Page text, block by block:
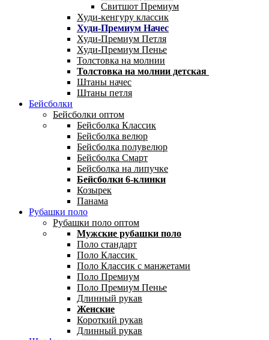
Свитшот Премиум
Худи-кенгуру классик
Худи-Премиум Начес
Худи-Премиум Петля
Худи-Премиум Пенье
Толстовка на молнии
Толстовка на молнии детская
Штаны начес
Штаны петля
Бейсболки
Бейсболки оптом
Бейсболка Классик
Бейсболка велюр
Бейсболка полувелюр
Бейсболка Смарт
Бейсболка на липучке
Бейсболки 6-клинки
Козырек
Панама
Рубашки поло
Рубашки поло оптом
Мужские рубашки поло
Поло стандарт
Поло Классик
Поло Классик с манжетами
Поло Премиум
Поло Премиум Пенье
Длинный рукав
Женские
Короткий рукав
Длинный рукав